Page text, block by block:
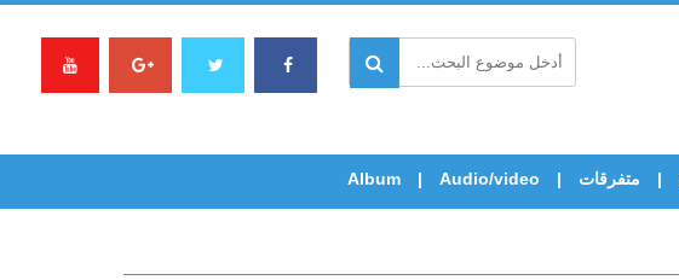
متفرقات Audio/video
Album